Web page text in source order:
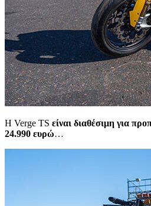
Η Verge TS είναι διαθέσιμη για
24.990 ευρώ…